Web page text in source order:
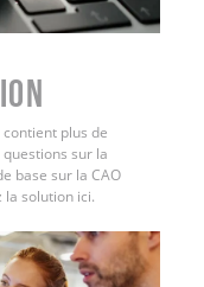
plus de
sur la
base sur la CAO
solution ici.